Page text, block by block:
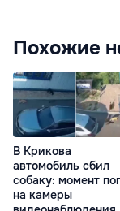
Похожие
В Крикова
автомобиль сбил
собаку: момент
на камеры